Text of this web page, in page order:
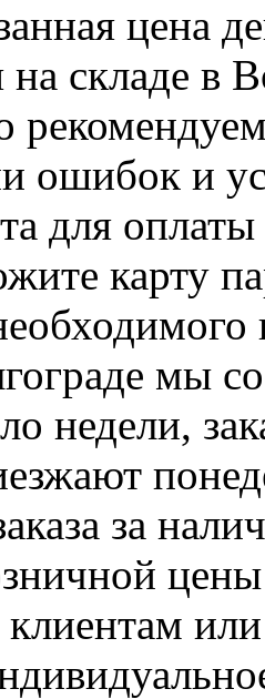
цена
складе в
ошибок и
для
карту
мы
недели,
за